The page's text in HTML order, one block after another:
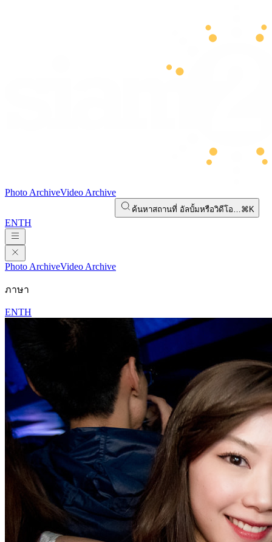
Photo ArchiveVideo Archive
ค้นหาสถานที่ อัลบั้มหรือวิดีโอ…⌘K
ENTH
Photo ArchiveVideo Archive
ภาษา
ENTH